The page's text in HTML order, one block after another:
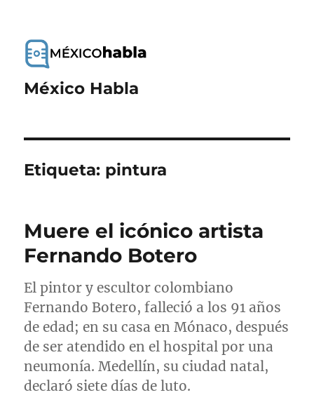
México Habla
Etiqueta: pintura
Muere el icónico artista
Fernando Botero
El pintor y escultor colombiano
Fernando Botero, falleció a los 91 años
de edad; en su casa en Mónaco, después
de ser atendido en el hospital por una
neumonía. Medellín, su ciudad natal,
declaró siete días de luto.